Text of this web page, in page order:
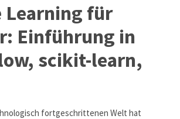
Learning für
Einführung in
scikit-learn,
fortgeschrittenen Welt hat